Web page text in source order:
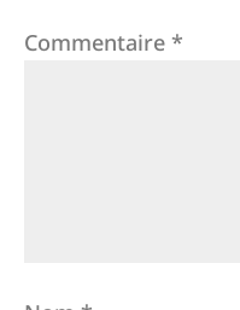
Commentaire *